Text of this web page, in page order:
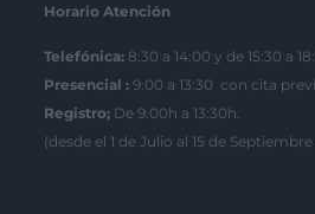
Horario Atención
Telefónica: 8:30 a 14:00 y de 15:30 a
Presencial : 9:00 a 13:30 con cita
Registro; De 9:00h a 13:30h.
(desde el 1 de Julio al 15 de